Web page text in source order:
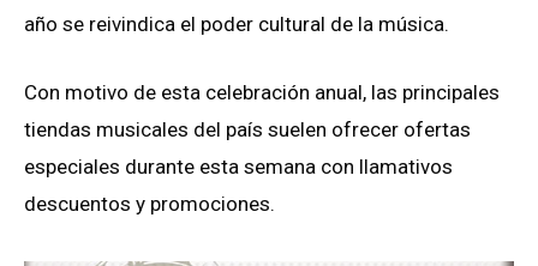
año se reivindica el poder cultural de la música.
Con motivo de esta celebración anual, las principales
tiendas musicales del país suelen ofrecer ofertas
especiales durante esta semana con llamativos
descuentos y promociones.